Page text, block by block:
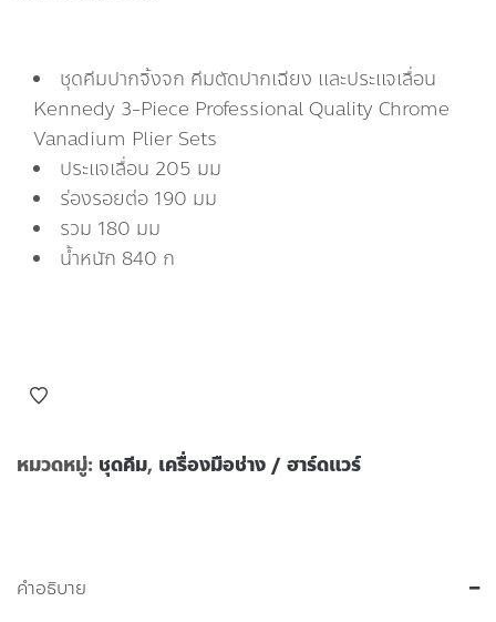
ชุดคีมปากจิ้งจก คีมตัดปากเฉียง และประแจเลื่อน
Kennedy 3-Piece Professional Quality Chrome
Vanadium Plier Sets
ประแจเลื่อน 205 มม
ร่องรอยต่อ 190 มม
รวม 180 มม
น้ำหนัก 840 ก
หมวดหมู่: ชุดคีม, เครื่องมือช่าง / ฮาร์ดแวร์
คำอธิบาย